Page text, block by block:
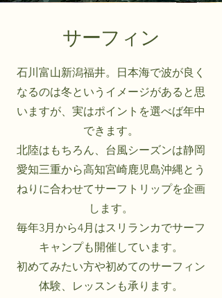
サーフィン
石川富山新潟福井。日本海で波が良く
なるのは冬というイメージがあると思
いますが、実はポイントを選べば年中
できます。
北陸はもちろん、台風シーズンは静岡
愛知三重から高知宮崎鹿児島沖縄とう
ねりに合わせてサーフトリップを企画
します。
毎年3月から4月はスリランカでサーフ
キャンプも開催しています。
​初めてみたい方や初めてのサーフィン
体験、レッスンも承ります。